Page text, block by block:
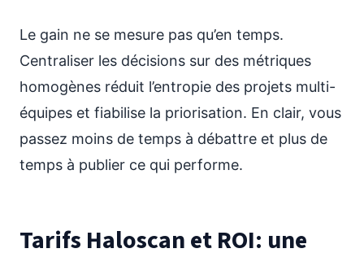
Le gain ne se mesure pas qu’en temps.
Centraliser les décisions sur des métriques
homogènes réduit l’entropie des projets multi-
équipes et fiabilise la priorisation. En clair, vous
passez moins de temps à débattre et plus de
temps à publier ce qui performe.
Tarifs Haloscan et ROI: une